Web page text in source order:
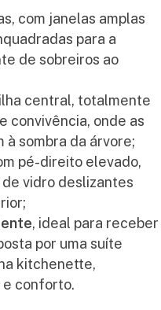
com janelas amplas
para a
de sobreiros ao
central, totalmente
convivência, onde as
sombra da árvore;
pé-direito elevado,
vidro deslizantes
, ideal para receber
por uma suíte
kitchenette,
conforto.